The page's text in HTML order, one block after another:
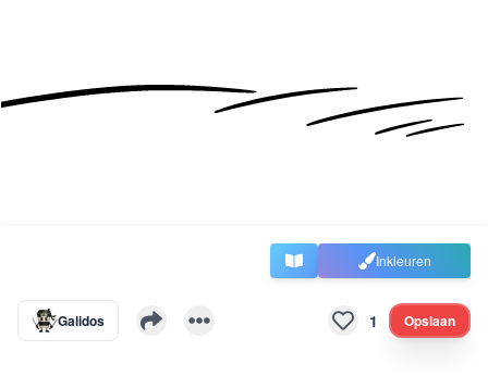
Inkleuren
Galidos 1 Opslaan